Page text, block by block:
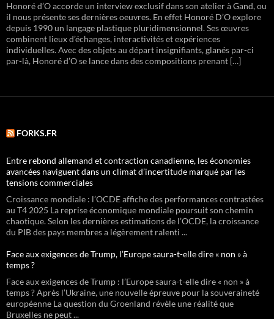
Honoré d’O accorde un interview exclusif dans son atelier à Gand, ou
il nous présente ses dernières oeuvres. En effet Honoré D’O explore
depuis 1990 un langage plastique pluridimensionnel. Ses œuvres
combinent lieux d’échanges, interactivités et expériences
individuelles. Avec des objets au départ insignifiants, glanés par-ci
par-là, Honoré d’O se lance dans des compositions prenant […]
FORKS.FR
Entre rebond allemand et contraction canadienne, les économies
avancées naviguent dans un climat d’incertitude marqué par les
tensions commerciales
Croissance mondiale : l’OCDE affiche des performances contrastées
au T4 2025 La reprise économique mondiale poursuit son chemin
chaotique. Selon les dernières estimations de l’OCDE, la croissance
du PIB des pays membres a légèrement ralenti ...
Face aux exigences de Trump, l’Europe saura-t-elle dire « non » à
temps ?
Face aux exigences de Trump : l’Europe saura-t-elle dire « non » à
temps ? Après l’Ukraine, une nouvelle épreuve pour la souveraineté
européenne La question du Groenland révèle une réalité que
Bruxelles ne peut ...